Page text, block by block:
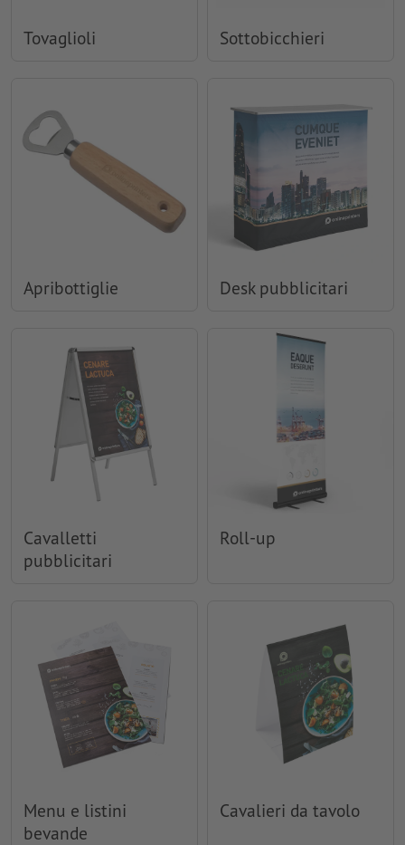
Tovaglioli Sottobicchieri
Apribottiglie Desk pubblicitari
Cavalletti
pubblicitari
Roll-up
Menu e listini
bevande
Cavalieri da tavolo